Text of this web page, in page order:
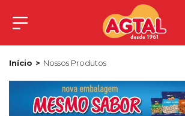
Início Nossos Produtos